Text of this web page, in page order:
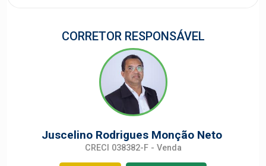
CORRETOR RESPONSÁVEL
Juscelino Rodrigues Monção Neto
CRECI 038382-F - Venda